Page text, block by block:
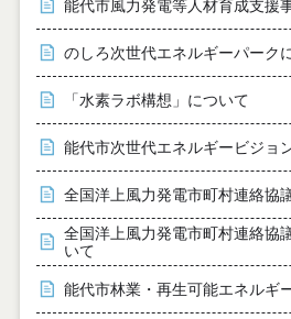
能代市風力発電等人材育成支援
のしろ次世代エネルギーパーク
「水素ラボ構想」について
能代市次世代エネルギービジョ
全国洋上風力発電市町村連絡協
全国洋上風力発電市町村連絡協
いて
能代市林業・再生可能エネルギ